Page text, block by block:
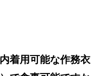
着用可能な作務衣